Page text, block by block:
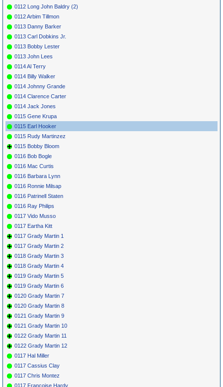
0112 Long John Baldry (2)
0112 Arbim Tillmon
0113 Danny Barker
0113 Carl Dobkins Jr.
0113 Bobby Lester
0113 John Lees
0114 Al Terry
0114 Billy Walker
0114 Johnny Grande
0114 Clarence Carter
0114 Jack Jones
0115 Gene Krupa
0115 Earl Hooker
0115 Rudy Martinzez
0115 Bobby Bloom
0116 Bob Bogle
0116 Mac Curtis
0116 Barbara Lynn
0116 Ronnie Milsap
0116 Patrinell Staten
0116 Ray Philips
0117 Vido Musso
0117 Eartha Kitt
0117 Grady Martin 1
0117 Grady Martin 2
0118 Grady Martin 3
0118 Grady Martin 4
0119 Grady Martin 5
0119 Grady Martin 6
0120 Grady Martin 7
0120 Grady Martin 8
0121 Grady Martin 9
0121 Grady Martin 10
0122 Grady Martin 11
0122 Grady Martin 12
0117 Hal Miller
0117 Cassius Clay
0117 Chris Montez
0117 Francoise Hardy